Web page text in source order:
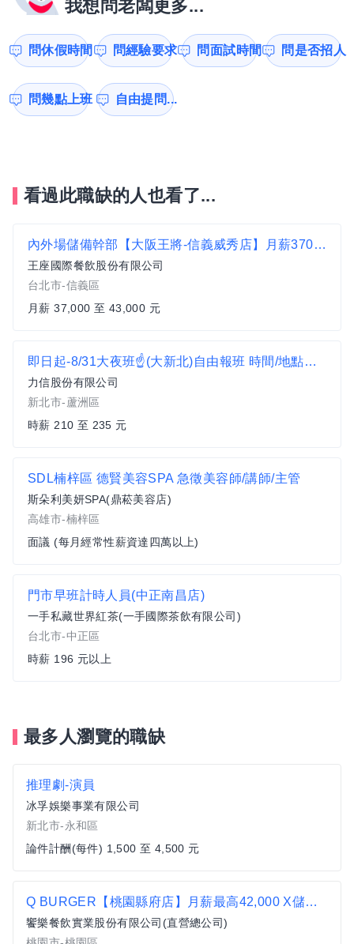
我想問老闆更多...
問休假時間 問經驗要求 問面試時間 問是否招人
問幾點上班 自由提問...
看過此職缺的人也看了...
內外場儲備幹部【大阪王將-信義威秀店】月薪37000~43000#另有門市達標獎金 無經驗可
王座國際餐飲股份有限公司
台北市-信義區
月薪 37,000 至 43,000 元
即日起-8/31大夜班☝(大新北)自由報班 時間/地點任選 下班領現(無押金) 物流理貨員D
力信股份有限公司
新北市-蘆洲區
時薪 210 至 235 元
SDL楠梓區 德賢美容SPA 急徵美容師/講師/主管
斯朵利美妍SPA(鼎菘美容店)
高雄市-楠梓區
面議 (每月經常性薪資達四萬以上)
門市早班計時人員(中正南昌店)
一手私藏世界紅茶(一手國際茶飲有限公司)
台北市-中正區
時薪 196 元以上
最多人瀏覽的職缺
推理劇-演員
冰孚娛樂事業有限公司
新北市-永和區
論件計酬(每件) 1,500 至 4,500 元
Q BURGER【桃園縣府店】月薪最高42,000 X儲備幹部一頭班X 歡迎轉職、新鮮人加入
饗樂餐飲實業股份有限公司(直營總公司)